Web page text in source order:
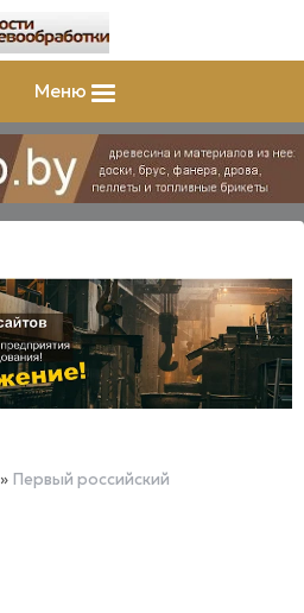
Меню
» Первый российский